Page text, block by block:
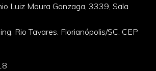
Luiz Moura Gonzaga, 3339, Sala
Rio Tavares. Florianópolis/SC. CEP